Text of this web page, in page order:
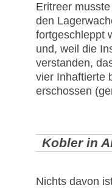
Eritreer
den
fortgeschleppt
und, weil die
verstanden,
vier Inhaftierte
erschossen
Kobler in
Nichts davon